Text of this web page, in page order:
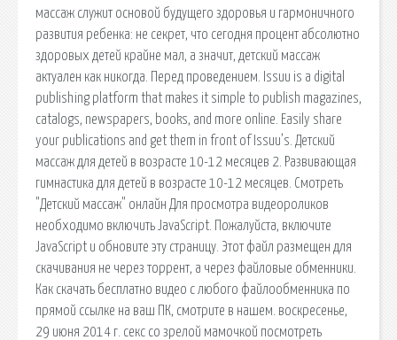
массаж служит основой будущего здоровья и гармоничного
развития ребенка: не секрет, что сегодня процент абсолютно
здоровых детей крайне мал, а значит, детский массаж
актуален как никогда. Перед проведением. Issuu is a digital
publishing platform that makes it simple to publish magazines,
catalogs, newspapers, books, and more online. Easily share
your publications and get them in front of Issuu’s. Детский
массаж для детей в возрасте 10-12 месяцев 2. Развивающая
гимнастика для детей в возрасте 10-12 месяцев. Смотреть
"Детский массаж" онлайн Для просмотра видеороликов
необходимо включить JavaScript. Пожалуйста, включите
JavaScript и обновите эту страницу. Этот файл размещен для
скачивания не через торрент, а через файловые обменники.
Как скачать бесплатно видео с любого файлообменника по
прямой ссылке на ваш ПК, смотрите в нашем. воскресенье,
29 июня 2014 г. секс со зрелой мамочкой посмотреть